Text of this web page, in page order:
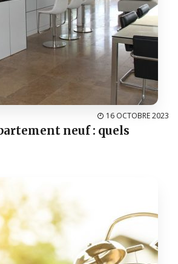
16 OCTOBRE 2023
neuf : quels